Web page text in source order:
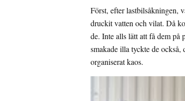
Först, efter lastbilsåkningen,
druckit vatten och vilat. Då
de. Inte alls lätt att få dem
smakade illa tyckte de
organiserat kaos.